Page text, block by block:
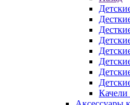
Качели